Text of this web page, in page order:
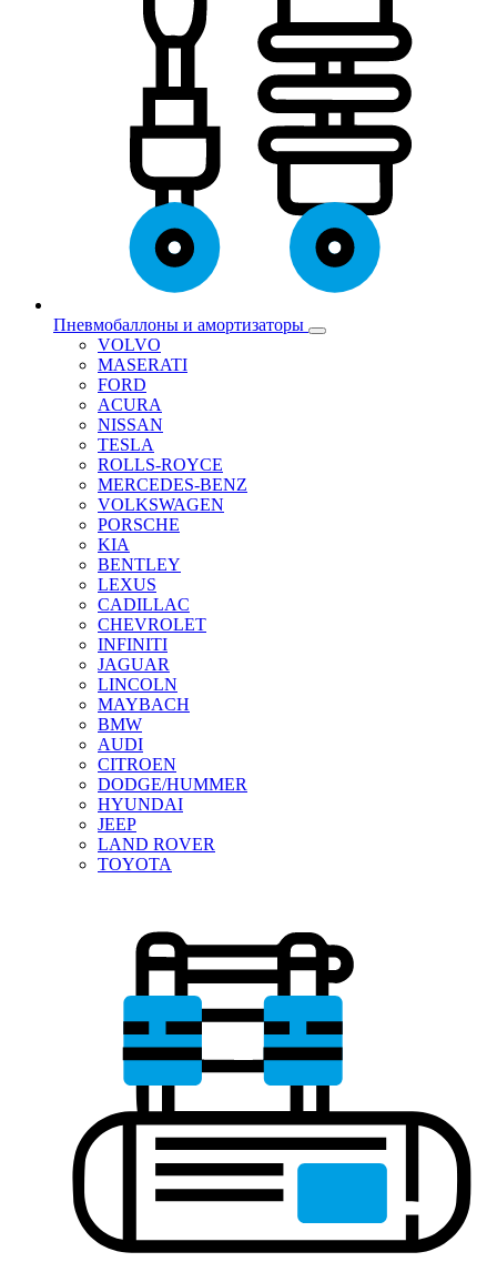
Пневмобаллоны и амортизаторы
VOLVO
MASERATI
FORD
ACURA
NISSAN
TESLA
ROLLS-ROYCE
MERCEDES-BENZ
VOLKSWAGEN
PORSCHE
KIA
BENTLEY
LEXUS
CADILLAC
CHEVROLET
INFINITI
JAGUAR
LINCOLN
MAYBACH
BMW
AUDI
CITROEN
DODGE/HUMMER
HYUNDAI
JEEP
LAND ROVER
TOYOTA